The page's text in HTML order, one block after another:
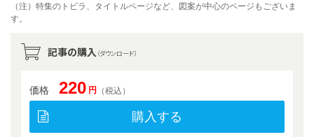
（注）特集のトビラ、タイトルページなど、図案が中心のページもございま
す。
記事の購入 （ダウンロード）
価格 220 円 （税込）
購入する